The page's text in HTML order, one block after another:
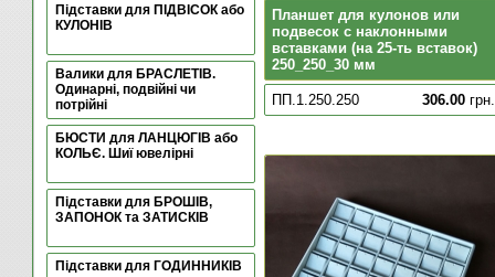
Підставки для ПІДВІСОК або
КУЛОНІВ
Валики для БРАСЛЕТІВ.
Одинарні, подвійні чи
потрійні
БЮСТИ для ЛАНЦЮГІВ або
КОЛЬЄ. Шиї ювелірні
Підставки для БРОШІВ,
ЗАПОНОК та ЗАТИСКІВ
Підставки для ГОДИННИКІВ
Планшет для кулонов или
подвесок с наклонными
вставками (на 25-ть вставок)
250_250_30 мм
306.00 грн.
ПП.1.250.250